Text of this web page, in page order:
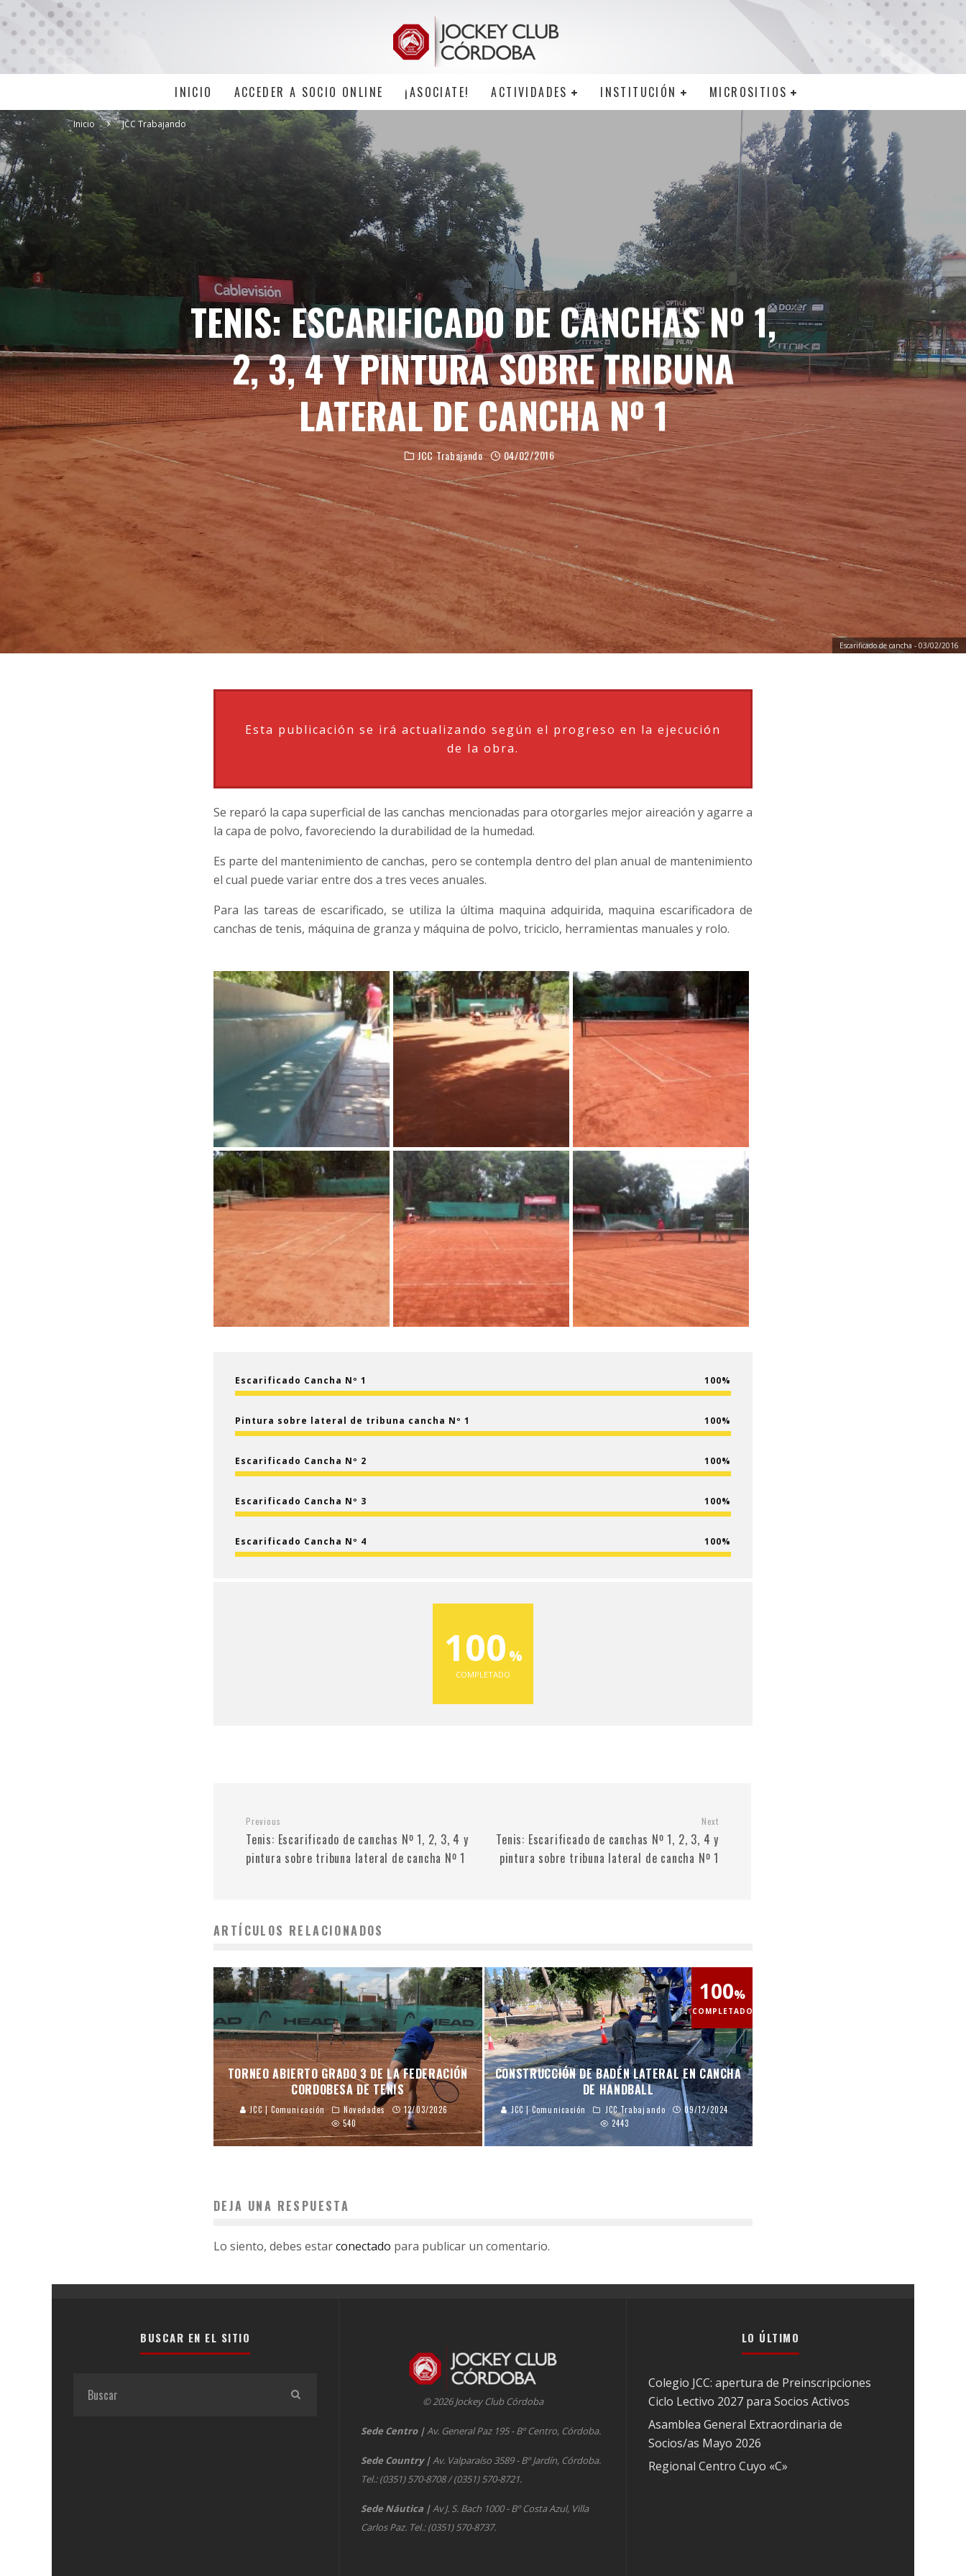
INICIO ACCEDER A SOCIO ONLINE ¡ASOCIATE! ACTIVIDADES INSTITUCIÓN MICROSITIOS
Inicio JCC Trabajando
Escarificado de cancha - 03/02/2016
TENIS: ESCARIFICADO DE CANCHAS Nº 1,
2, 3, 4 Y PINTURA SOBRE TRIBUNA
LATERAL DE CANCHA Nº 1
JCC Trabajando 04/02/2016
Esta publicación se irá actualizando según el progreso en la ejecución
de la obra.
Se reparó la capa superficial de las canchas mencionadas para otorgarles mejor aireación y agarre a
la capa de polvo, favoreciendo la durabilidad de la humedad.
Es parte del mantenimiento de canchas, pero se contempla dentro del plan anual de mantenimiento
el cual puede variar entre dos a tres veces anuales.
Para las tareas de escarificado, se utiliza la última maquina adquirida, maquina escarificadora de
canchas de tenis, máquina de granza y máquina de polvo, triciclo, herramientas manuales y rolo.
Escarificado Cancha Nº 1 100
Pintura sobre lateral de tribuna cancha Nº 1 100
Escarificado Cancha Nº 2 100
Escarificado Cancha Nº 3 100
Escarificado Cancha Nº 4 100
100
COMPLETADO
Previous
Tenis: Escarificado de canchas Nº 1, 2, 3, 4 y
pintura sobre tribuna lateral de cancha Nº 1
Next
Tenis: Escarificado de canchas Nº 1, 2, 3, 4 y
pintura sobre tribuna lateral de cancha Nº 1
ARTÍCULOS RELACIONADOS
TORNEO ABIERTO GRADO 3 DE LA FEDERACIÓN
CORDOBESA DE TENIS
JCC | Comunicación Novedades
12/03/2026
540
100%
COMPLETADO
CONSTRUCCIÓN DE BADÉN LATERAL EN CANCHA
DE HANDBALL
JCC | Comunicación JCC Trabajando
09/12/2024
2443
DEJA UNA RESPUESTA
Lo siento, debes estarconectado para publicar un comentario.
BUSCAR EN EL SITIO
© 2026 Jockey Club Córdoba
Sede Centro | Av. General Paz 195 - Bº Centro, Córdoba.
Sede Country | Av. Valparaíso 3589 - Bº Jardín, Córdoba.
Tel.: (0351) 570-8708 / (0351) 570-8721.
Sede Náutica | Av J. S. Bach 1000 - Bº Costa Azul, Villa
Carlos Paz. Tel.: (0351) 570-8737.
LO ÚLTIMO
Colegio JCC: apertura de Preinscripciones
Ciclo Lectivo 2027 para Socios Activos
Asamblea General Extraordinaria de
Socios/as Mayo 2026
Regional Centro Cuyo «C»